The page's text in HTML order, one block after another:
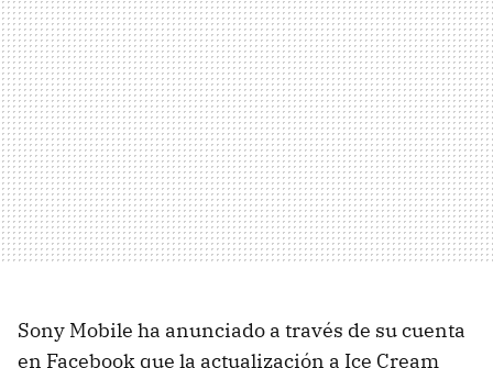
Sony Mobile ha anunciado a través de su cuenta
en Facebook que la actualización a Ice Cream